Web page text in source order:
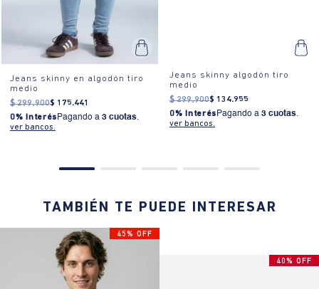
Jeans skinny en algodón tiro
medio
$ 299.900$ 175.441
0% Interés Pagando a 3 cuotas.
ver bancos.
Jeans skinny algodón tiro
medio
$ 299.900$ 134.955
0% Interés Pagando a 3 cuotas.
ver bancos.
TAMBIÉN TE PUEDE INTERESAR
45% OFF
40% OFF